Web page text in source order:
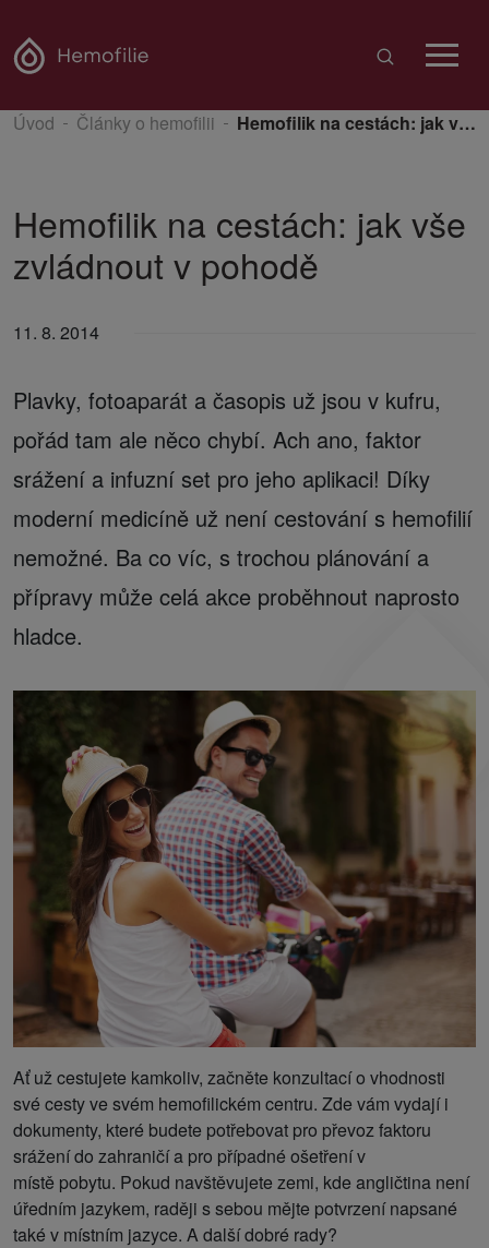
Úvod Články o hemofilii Hemofilik na cestách: jak vše zvládnout v pohodě
Hemofilik na cestách: jak vše
zvládnout v pohodě
11. 8. 2014
Plavky, fotoaparát a časopis už jsou v kufru,
pořád tam ale něco chybí. Ach ano, faktor
srážení a infuzní set pro jeho aplikaci! Díky
moderní medicíně už není cestování s hemofilií
nemožné. Ba co víc, s trochou plánování a
přípravy může celá akce proběhnout naprosto
hladce.
Ať už cestujete kamkoliv, začněte konzultací o vhodnosti
své cesty ve svém hemofilickém centru. Zde vám vydají i
dokumenty, které budete potřebovat pro převoz faktoru
srážení do zahraničí a pro případné ošetření v
místě pobytu. Pokud navštěvujete zemi, kde angličtina není
úředním jazykem, raději s sebou mějte potvrzení napsané
také v místním jazyce. A další dobré rady?